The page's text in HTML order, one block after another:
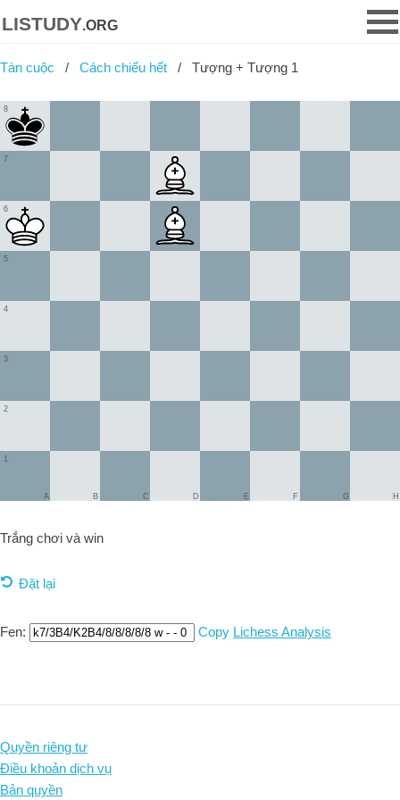
listudy.org
Tàn cuộc Cách chiếu hết Tượng + Tượng 1
1
2
3
4
5
6
7
8
A B C D E F G H
Trắng chơi và win
Đặt lại
Fen: Copy Lichess Analysis
Quyền riêng tư
Điều khoản dịch vụ
Bản quyền